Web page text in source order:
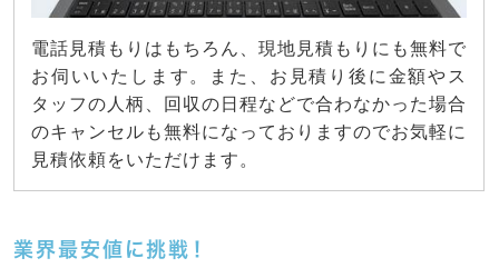
電話見積もりはもちろん、現地見積もりにも無料で
お伺いいたします。また、お見積り後に金額やス
タッフの人柄、回収の日程などで合わなかった場合
のキャンセルも無料になっておりますのでお気軽に
見積依頼をいただけます。
業界最安値に挑戦！